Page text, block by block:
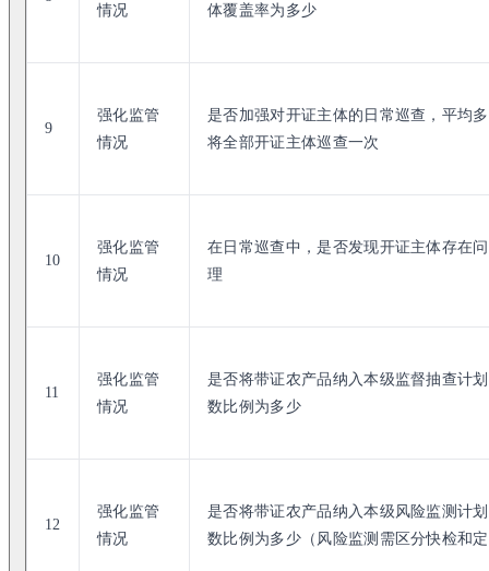
情况
体覆盖率为多少
9
强化监管
情况
是否加强对开证主体的日常巡查，平均
将全部开证主体巡查一次
10
强化监管
情况
在日常巡查中，是否发现开证主体存在
理
11
强化监管
情况
是否将带证农产品纳入本级监督抽查计
数比例为多少
12
强化监管
情况
是否将带证农产品纳入本级风险监测计
数比例为多少（风险监测需区分快检和